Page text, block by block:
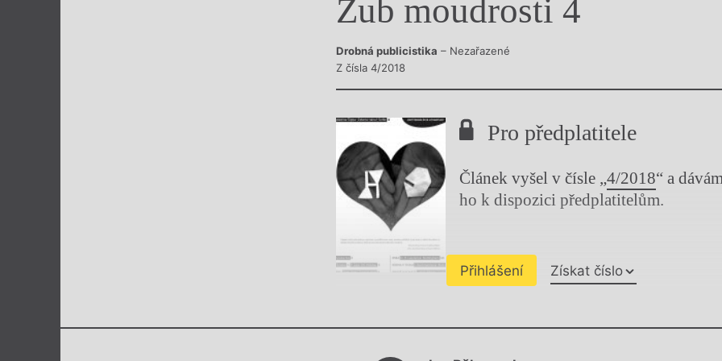
Výroční cenyZub moudrosti 4
Drobná publicistika – Nezařazené
Z čísla 4/2018
Pro předplatitele
Článek vyšel v čísle „4/2018“ a
ho k dispozici předplatitelům.
Přihlášení Získat číslo
Chviličku.